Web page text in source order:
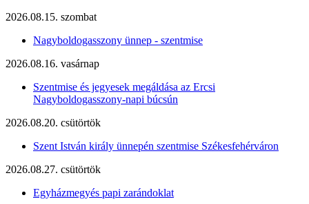
2026.08.15. szombat
Nagyboldogasszony ünnep - szentmise
2026.08.16. vasárnap
Szentmise és jegyesek megáldása az Ercsi
Nagyboldogasszony-napi búcsún
2026.08.20. csütörtök
Szent István király ünnepén szentmise Székesfehérváron
2026.08.27. csütörtök
Egyházmegyés papi zarándoklat